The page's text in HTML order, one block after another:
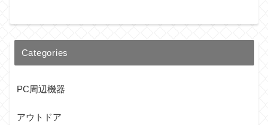
Categories
PC周辺機器
アウトドア